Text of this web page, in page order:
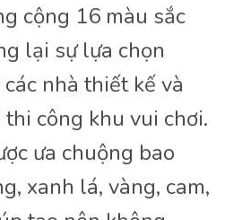
cộng 16 màu sắc
lại sự lựa chọn
nhà thiết kế và
công khu vui chơi.
ưa chuộng bao
xanh lá, vàng, cam,